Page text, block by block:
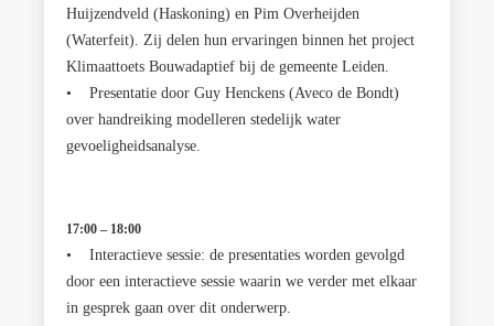
Huijzendveld (Haskoning) en Pim Overheijden
(Waterfeit). Zij delen hun ervaringen binnen het project
Klimaattoets Bouwadaptief bij de gemeente Leiden.
• Presentatie door Guy Henckens (Aveco de Bondt)
over handreiking modelleren stedelijk water
gevoeligheidsanalyse.
17:00 – 18:00
• Interactieve sessie: de presentaties worden gevolgd
door een interactieve sessie waarin we verder met elkaar
in gesprek gaan over dit onderwerp.